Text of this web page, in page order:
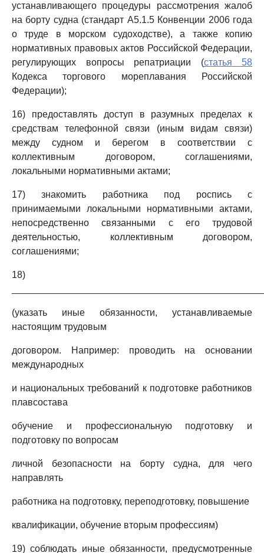
устанавливающего процедуры рассмотрения жалоб
на борту судна (стандарт А5.1.5 Конвенции 2006 года
о труде в морском судоходстве), а также копию
нормативных правовых актов Российской Федерации,
регулирующих вопросы репатриации (статья 58
Кодекса торгового мореплавания Российской
Федерации);
16) предоставлять доступ в разумных пределах к
средствам телефонной связи (иным видам связи)
между судном и берегом в соответствии с
коллективным договором, соглашениями,
локальными нормативными актами;
17) знакомить работника под роспись с
принимаемыми локальными нормативными актами,
непосредственно связанными с его трудовой
деятельностью, коллективным договором,
соглашениями;
18)
(указать иные обязанности, устанавливаемые
настоящим трудовым
договором. Например: проводить на основании
международных
и национальных требований к подготовке работников
плавсостава
обучение и профессиональную подготовку и
подготовку по вопросам
личной безопасности на борту судна, для чего
направлять
работника на подготовку, переподготовку, повышение
квалификации, обучение вторым профессиям)
19) соблюдать иные обязанности, предусмотренные